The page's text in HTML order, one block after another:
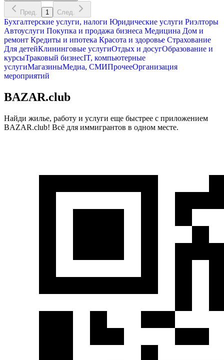
Пред. 1 След.
Бухгалтерские услуги, налоги Юридические услуги Риэлторы
Автоуслуги Покупка и продажа бизнеса Медицина Дом и
ремонт Кредиты и ипотека Красота и здоровье Страхование
Для детейКлининговые услугиОтдых и досугОбразование и
курсыТраковый бизнесIT, компьютерные
услугиМагазиныМедиа, СМИПрочееОрганизация
мероприятий
BAZAR.club
Найди жилье, работу и услуги еще быстрее с приложением
BAZAR.club! Всё для иммигрантов в одном месте.